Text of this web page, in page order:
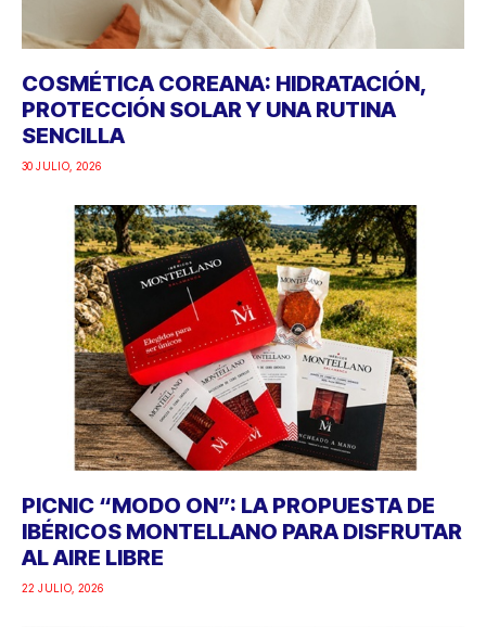
COSMÉTICA COREANA: HIDRATACIÓN,
PROTECCIÓN SOLAR Y UNA RUTINA
SENCILLA
30 JULIO, 2026
PICNIC “MODO ON”: LA PROPUESTA DE
IBÉRICOS MONTELLANO PARA DISFRUTAR
AL AIRE LIBRE
22 JULIO, 2026